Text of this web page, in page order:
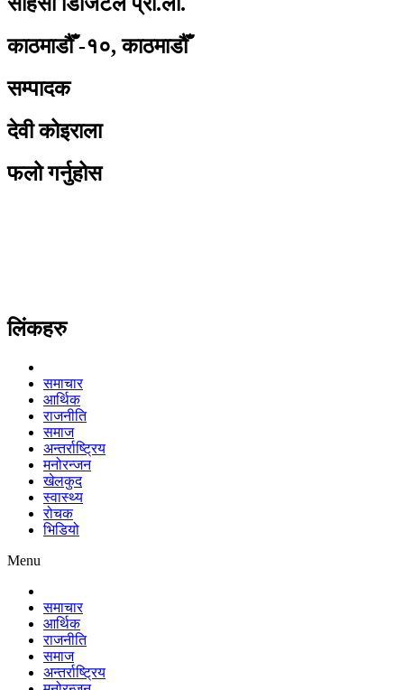
काठमाडौँ -१०, काठमाडौँ
सम्पादक
देवी कोइराला
फलो गर्नुहोस
लिंकहरु
समाचार
आर्थिक
राजनीति
समाज
अन्तर्राष्ट्रिय
मनोरन्जन
खेलकुद
स्वास्थ्य
रोचक
भिडियो
Menu
समाचार
आर्थिक
राजनीति
समाज
अन्तर्राष्ट्रिय